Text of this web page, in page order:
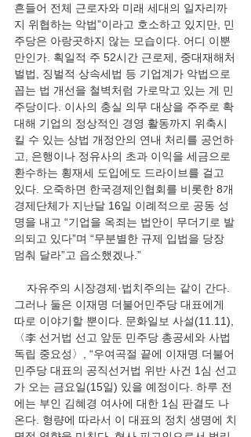
흔들어 전체 근로자와 미래 세대의 일자리까
지 위협하는 악법”이라고 호소하고 있지만, 민
주당은 아랑곳하지 않는 모습이다. 어디 이뿐
만인가. 획일적 주 52시간 근로제, 중대재해처
벌법, 징벌적 상속세법 등 기업계가 악법으로
꼽는 법 개선을 철벽처럼 가로막고 있는 게 민
주당이다. 이사의 충실 의무 대상을 주주로 확
대해 기업의 정상적인 경영 활동까지 위축시
킬 수 있는 상법 개정안의 연내 처리를 공언하
고, 은행이나 정유사의 초과 이익을 세금으로
환수하는 횡재세 도입에도 드라이브를 걸고
있다. 오죽하면 한국경제인협회를 비롯한 8개
경제단체가 지난달 16일 이례적으로 공동 성
명을 내고 “기업을 옥죄는 법안이 무더기로 발
의되고 있다”며 “무분별한 규제 입법을 당장
멈춰 달라”고 읍소했겠나.”
자유주의 시장경제·법치주의는 같이 간다.
그러나 둘은 이재명 더불어민주당 대표에게
따로 이야기할 뿐이다. 문화일보 사설(11.11),
〈李 선거법 선고 앞둔 민주당 총공세와 사법
독립 중요성〉, “우여곡절 끝에 이재명 더불어
민주당 대표의 공직선거법 위반 사건 1심 선고
가 오는 금요일(15일) 있을 예정이다. 하루 전
에는 부인 김혜경 여사에 대한 1심 판결도 나
온다. 형량에 따라서 이 대표의 정치 생명에 치